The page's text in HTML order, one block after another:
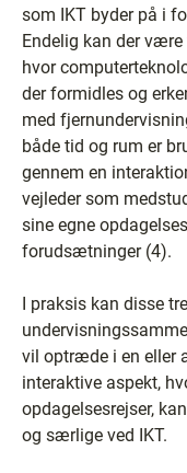
som IKT byder på i
Endelig kan der
hvor
der formidles og
med
både tid og rum er
gennem en
vejleder som
sine egne
forudsætninger (4).
I praksis kan disse
vil optræde i en eller
interaktive aspekt,
opdagelsesrejser,
og særlige ved IKT.